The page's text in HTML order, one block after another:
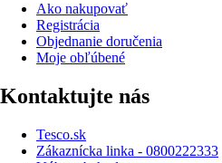
Ako nakupovať
Registrácia
Objednanie doručenia
Moje obľúbené
Kontaktujte nás
Tesco.sk
Zákaznícka linka - 0800222333